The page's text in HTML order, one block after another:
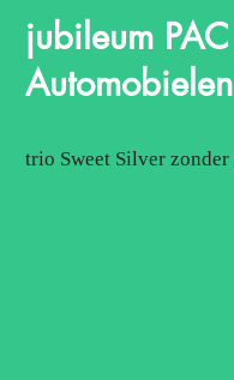
jubileum
trio Sweet Silver zonder